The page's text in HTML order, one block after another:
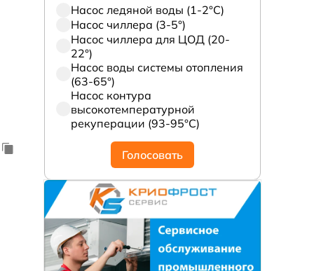
Насос ледяной воды (1-2°С)
Насос чиллера (3-5°)
Насос чиллера для ЦОД (20-
22°)
Насос воды системы отопления
(63-65°)
Насос контура
высокотемпературной
рекуперации (93-95°С)
Голосовать